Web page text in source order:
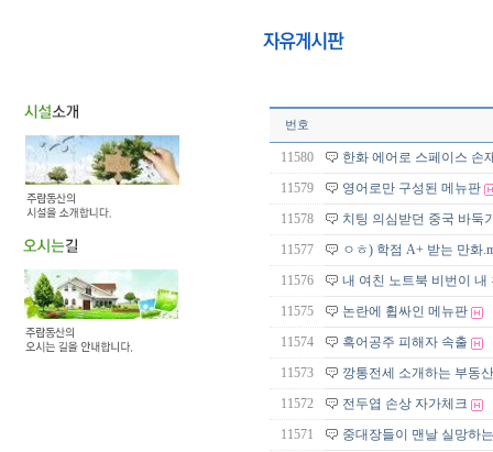
번호
11580
한화 에어로 스페이스 손
11579
영어로만 구성된 메뉴판
11578
치팅 의심받던 중국 바둑
11577
ㅇㅎ) 학점 A+ 받는 만화
11576
내 여친 노트북 비번이 내
11575
논란에 휩싸인 메뉴판
11574
흑어공주 피해자 속출
11573
깡통전세 소개하는 부동
11572
전두엽 손상 자가체크
11571
중대장들이 맨날 실망하